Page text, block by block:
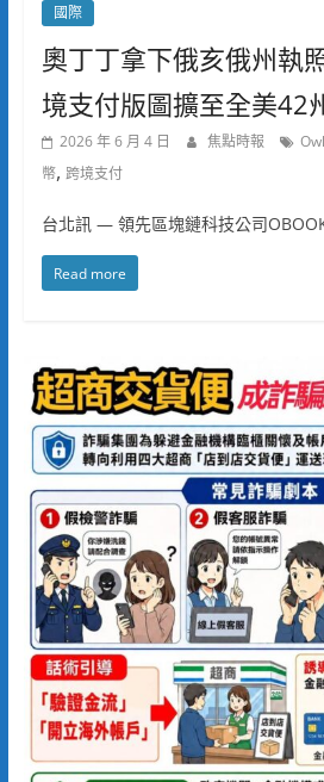
國際
奧丁丁拿下俄亥俄州
境支付版圖擴至全美42
2026 年 6 月 4 日 焦點時報
幣, 跨境支付
台北訊 — 領先區塊鏈科技公司
Read more